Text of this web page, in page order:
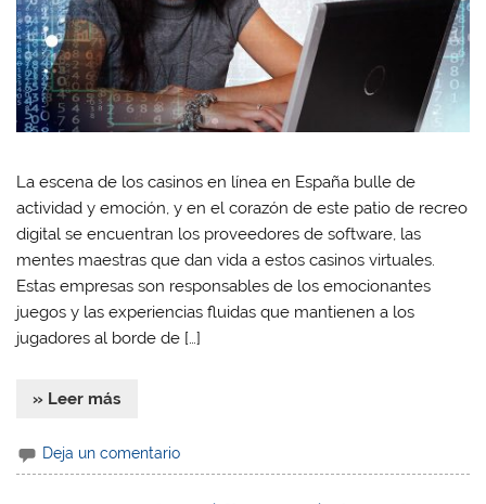
La escena de los casinos en línea en España bulle de
actividad y emoción, y en el corazón de este patio de recreo
digital se encuentran los proveedores de software, las
mentes maestras que dan vida a estos casinos virtuales.
Estas empresas son responsables de los emocionantes
juegos y las experiencias fluidas que mantienen a los
jugadores al borde de […]
» Leer más
Deja un comentario